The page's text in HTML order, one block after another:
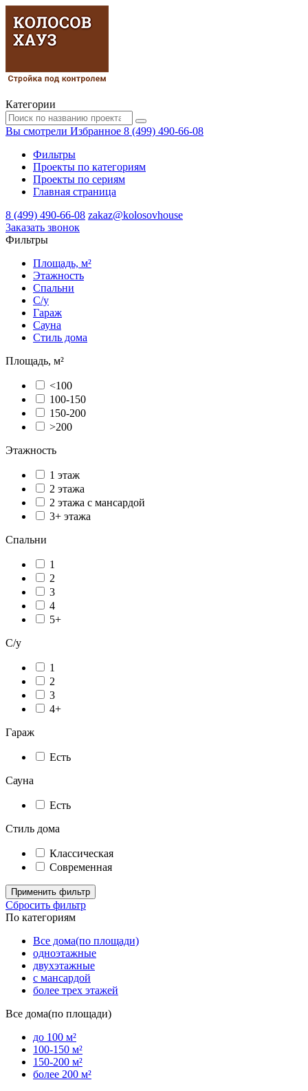
Категории
Вы смотрели Избранное 8 (499) 490-66-08
Фильтры
Проекты по категориям
Проекты по сериям
Главная страница
8 (499) 490-66-08 zakaz@kolosovhouse
3аказать звонок
Фильтры
Площадь, м²
Этажность
Спальни
С/у
Гараж
Сауна
Стиль дома
Площадь, м²
<100
100-150
150-200
>200
Этажность
1 этаж
2 этажа
2 этажа с мансардой
3+ этажа
Спальни
1
2
3
4
5+
С/у
1
2
3
4+
Гараж
Есть
Сауна
Есть
Стиль дома
Классическая
Современная
Применить фильтр
Сбросить фильтр
По категориям
Все дома(по площади)
одноэтажные
двухэтажные
с мансардой
более трех этажей
Все дома(по площади)
до 100 м²
100-150 м²
150-200 м²
более 200 м²